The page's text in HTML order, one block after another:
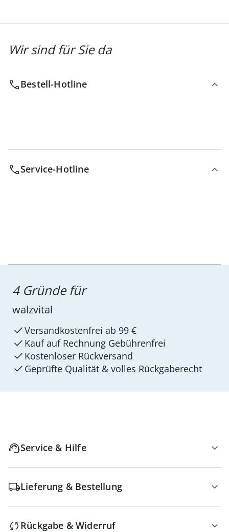
Wir sind für Sie da
Bestell-Hotline
Service-Hotline
4 Gründe für
walzvital
Versandkostenfrei ab 99 €
Kauf auf Rechnung Gebührenfrei
Kostenloser Rückversand
Geprüfte Qualität & volles Rückgaberecht
Service & Hilfe
Lieferung & Bestellung
Rückgabe & Widerruf